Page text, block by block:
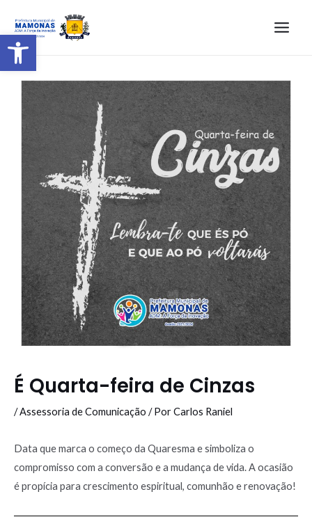
Barra de Ferramentas Aberta
É Quarta-feira de Cinzas
/Assessoria de Comunicação / PorCarlos Raniel
Data que marca o começo da Quaresma e simboliza o
compromisso com a conversão e a mudança de vida. A ocasião
é propícia para crescimento espiritual, comunhão e renovação!